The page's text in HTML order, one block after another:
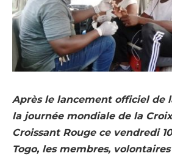
Après le lancement officiel de
la journée mondiale de la
Croissant Rouge ce vendredi
Togo, les membres,